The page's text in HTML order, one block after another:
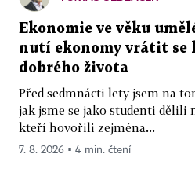
Ekonomie ve věku
nutí ekonomy vrátit se
dobrého života
Před sedmnácti lety jsem na
jak jsme se jako studenti dělili
kteří hovořili zejména...
7. 8. 2026 ▪ 4 min. čtení